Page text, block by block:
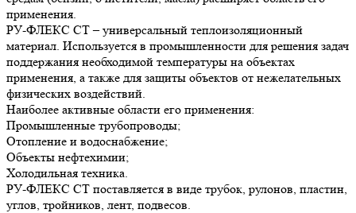
применения.
РУ-ФЛЕКС СТ – универсальный теплоизоляционный
материал. Используется в промышленности для решения задач
поддержания необходимой температуры на объектах
применения, а также для защиты объектов от нежелательных
физических воздействий.
Наиболее активные области его применения:
Промышленные трубопроводы;
Отопление и водоснабжение;
Объекты нефтехимии;
Холодильная техника.
РУ-ФЛЕКС СТ поставляется в виде трубок, рулонов, пластин,
углов, тройников, лент, подвесов.